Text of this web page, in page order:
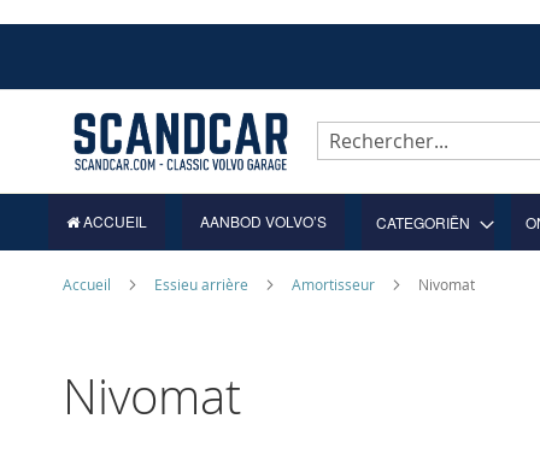
contenu
Rechercher
ACCUEIL AANBOD VOLVO’S CATEGORIËN
Accueil Essieu arrière Amortisseur Nivomat
Nivomat